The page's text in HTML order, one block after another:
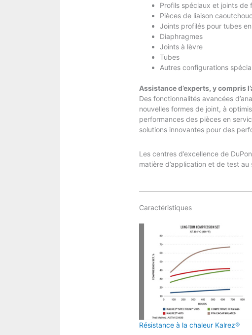
Profils spéciaux et joints de
Pièces de liaison
Joints profilés pour tubes
Diaphragmes
Joints à lèvre
Tubes
Autres configurations
Assistance d’experts, y compris
Des fonctionnalités avancées
nouvelles formes de joint, à
performances des pièces en
solutions innovantes pour des
Les centres d’excellence de
matière d’application et de test
Caractéristiques
Résistance à la chaleur Kalrez®